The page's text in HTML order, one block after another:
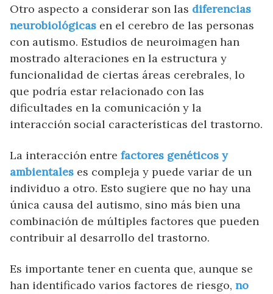
Otro aspecto a considerar son las diferencias
neurobiológicas en el cerebro de las personas
con autismo. Estudios de neuroimagen han
mostrado alteraciones en la estructura y
funcionalidad de ciertas áreas cerebrales, lo
que podría estar relacionado con las
dificultades en la comunicación y la
interacción social características del trastorno.
La interacción entre factores genéticos y
ambientales es compleja y puede variar de un
individuo a otro. Esto sugiere que no hay una
única causa del autismo, sino más bien una
combinación de múltiples factores que pueden
contribuir al desarrollo del trastorno.
Es importante tener en cuenta que, aunque se
han identificado varios factores de riesgo, no